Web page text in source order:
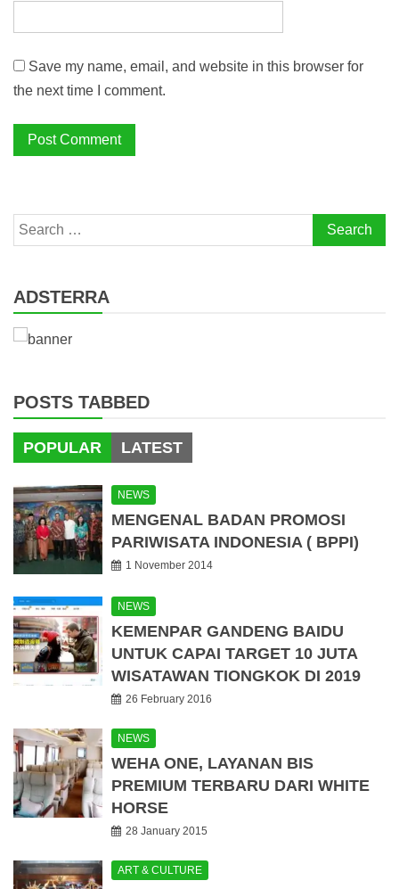
Save my name, email, and website in this browser for
the next time I comment.
Search
for:
ADSTERRA
POSTS TABBED
POPULAR LATEST
NEWS
MENGENAL BADAN PROMOSI
PARIWISATA INDONESIA ( BPPI)
1 November 2014
NEWS
KEMENPAR GANDENG BAIDU
UNTUK CAPAI TARGET 10 JUTA
WISATAWAN TIONGKOK DI 2019
26 February 2016
NEWS
WEHA ONE, LAYANAN BIS
PREMIUM TERBARU DARI WHITE
HORSE
28 January 2015
ART & CULTURE